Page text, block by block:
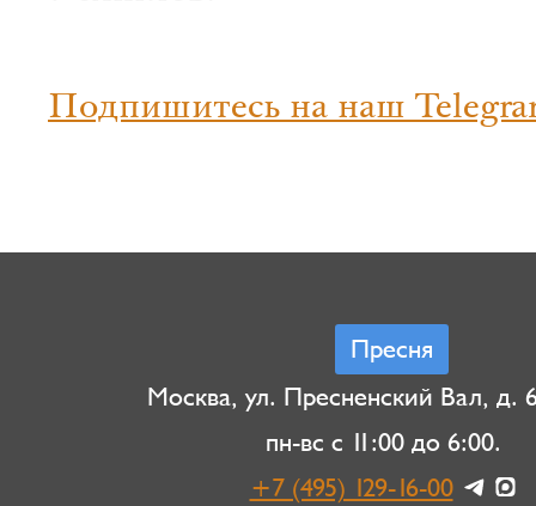
Подпишитесь на наш
Пресня
Москва, ул. Пресненский Вал, д.
пн-вс с 11:00 до 6:00.
+7 (495) 129-16-00